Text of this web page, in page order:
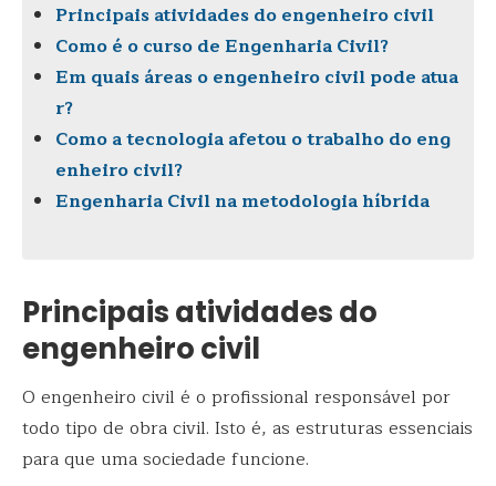
Principais atividades do engenheiro civil
Como é o curso de Engenharia Civil?
Em quais áreas o engenheiro civil pode atua
r?
Como a tecnologia afetou o trabalho do eng
enheiro civil?
Engenharia Civil na metodologia híbrida
Principais atividades do
engenheiro civil
O engenheiro civil é o profissional responsável por
todo tipo de obra civil. Isto é, as estruturas essenciais
para que uma sociedade funcione.